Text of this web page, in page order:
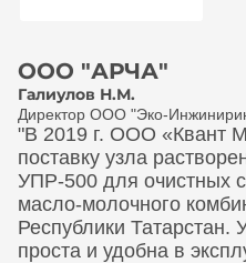
ООО "АРЧА"
Галиулов Н.М.
Директор ООО "Эко-
"В 2019 г. ООО «Квант
поставку узла
УПР-500 для очистных
масло-молочного
Республики Татарстан.
проста и удобна в